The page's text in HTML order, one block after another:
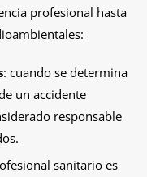
profesional hasta
: cuando se determina
un accidente
responsable
sanitario es